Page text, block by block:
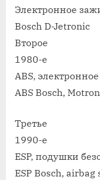
Электронное
Bosch D-Jetronic
Второе
1980-е
ABS,
ABS Bosch,
Третье
1990-е
ESP, подушки
ESP Bosch, airbag